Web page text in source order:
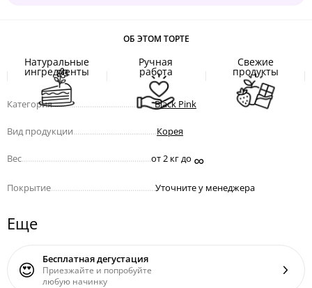
ОБ ЭТОМ ТОРТЕ
Натуральные
ингредиенты
Ручная
работа
Свежие
продукты
Категория.................................................Black Pink
Вид продукции Корея
Вес от 2 кг до ∞
Покрытие Уточните у менеджера
Еще
😍 Бесплатная дегустация
Приезжайте и попробуйте
любую начинку